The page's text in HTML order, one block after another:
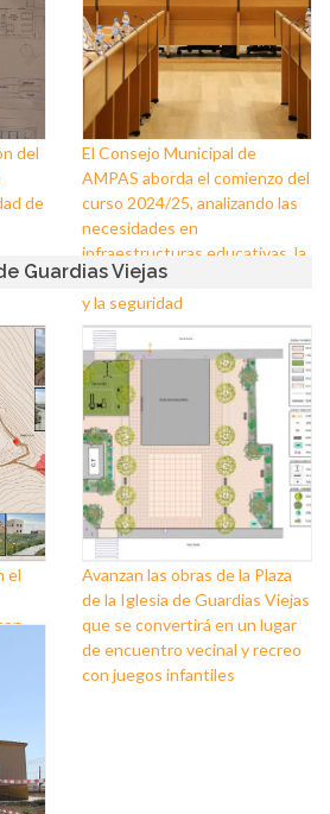
del
de
El Consejo Municipal de
AMPAS aborda el comienzo del
curso 2024/25, analizando las
necesidades en
infraestructuras educativas, la
puesta a punto de los centros
y la seguridad
Guardias Viejas
el
Avanzan las obras de la Plaza
de la Iglesia de Guardias Viejas
que se convertirá en un lugar
de encuentro vecinal y recreo
con juegos infantiles